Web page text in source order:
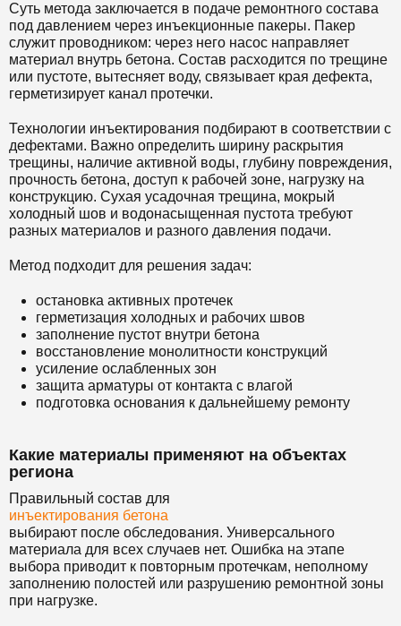
Суть метода заключается в подаче ремонтного состава
под давлением через инъекционные пакеры. Пакер
служит проводником: через него насос направляет
материал внутрь бетона. Состав расходится по трещине
или пустоте, вытесняет воду, связывает края дефекта,
герметизирует канал протечки.
Технологии инъектирования подбирают в соответствии с
дефектами. Важно определить ширину раскрытия
трещины, наличие активной воды, глубину повреждения,
прочность бетона, доступ к рабочей зоне, нагрузку на
конструкцию. Сухая усадочная трещина, мокрый
холодный шов и водонасыщенная пустота требуют
разных материалов и разного давления подачи.
Метод подходит для решения задач:
остановка активных протечек
герметизация холодных и рабочих швов
заполнение пустот внутри бетона
восстановление монолитности конструкций
усиление ослабленных зон
защита арматуры от контакта с влагой
подготовка основания к дальнейшему ремонту
Какие материалы применяют на объектах
региона
Правильный состав для
инъектирования бетона
выбирают после обследования. Универсального
материала для всех случаев нет. Ошибка на этапе
выбора приводит к повторным протечкам, неполному
заполнению полостей или разрушению ремонтной зоны
при нагрузке.